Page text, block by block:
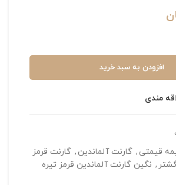
افزودن به سبد خرید
مندی
قیمتی , گارنت آلماندین , گارنت قرمز
, نگین گارنت آلماندین قرمز تیره